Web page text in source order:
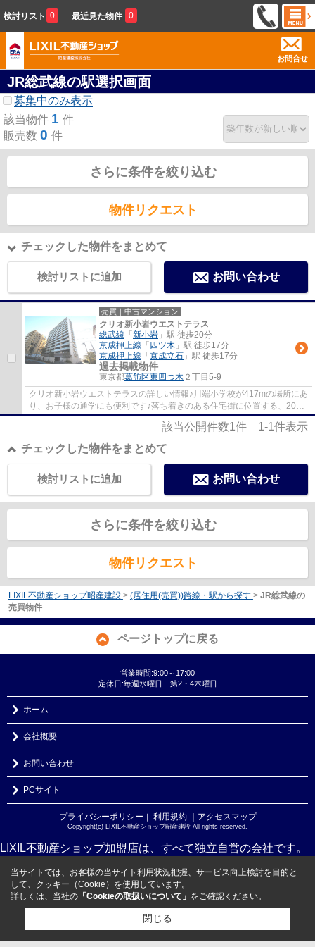
検討リスト 0 最近見た物件 0
お問合せ
JR総武線の駅選択画面
募集中のみ表示
該当物件 1 件
販売数 0 件
さらに条件を絞り込む
物件リクエスト
チェックした物件をまとめて
検討リストに追加 お問い合わせ
売買｜中古マンション
クリオ新小岩ウエストテラス
総武線 「 新小岩 」駅 徒歩20分
京成押上線 「 四ツ木 」駅 徒歩17分
京成押上線 「 京成立石 」駅 徒歩17分
過去掲載物件
東京都葛飾区東四つ木 ２丁目5-9
クリオ新小岩ウエストテラスの詳しい情報♪川端小学校が417mの場所にあ
り、お子様の通学にも便利です♪落ち着きのある住宅街に位置する、2014
年2月築の物件です♪14階建ての建物もお探し...
該当公開件数1件 1-1件表示
チェックした物件をまとめて
お問い合わせ
検討リストに追加
さらに条件を絞り込む
物件リクエスト
LIXIL不動産ショップ昭産建設 > (居住用(売買))路線・駅から探す > JR総武線の
売買物件
ページトップに戻る
営業時間:9:00～17:00
定休日:毎週水曜日 第2・4木曜日
ホーム
会社概要
お問い合わせ
PCサイト
プライバシーポリシー ｜ 利用規約 ｜アクセスマップ
Copyright(c) LIXIL不動産ショップ昭産建設 All rights reserved.
LIXIL不動産ショップ加盟店は、すべて独立自営の会社です。
当サイトでは、お客様の当サイト利用状況把握、サービス向上検討を目的と
して、クッキー（Cookie）を使用しています。
詳しくは、当社の 「Cookieの取扱いについて」 をご確認ください。
閉じる